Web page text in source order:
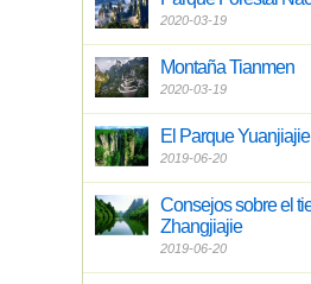
2020-03-19
Montaña Tianmen
2020-03-19
El Parque Yuanjiajie
2019-06-20
Consejos sobre el
Zhangjiajie
2019-06-20